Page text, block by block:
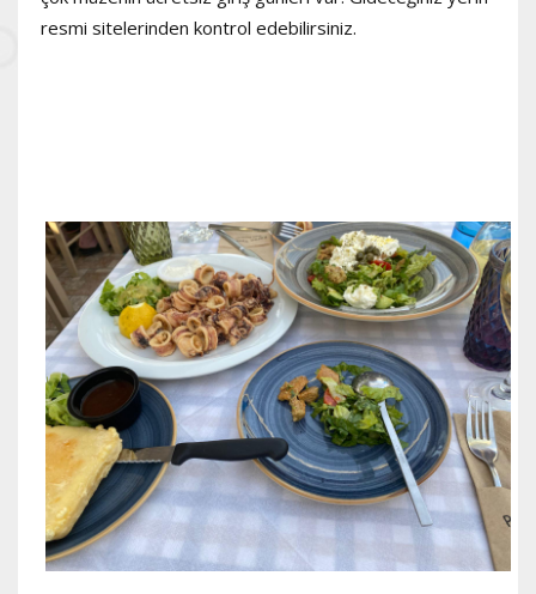
resmi sitelerinden kontrol edebilirsiniz.